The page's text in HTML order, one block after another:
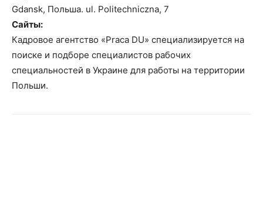
Gdansk, Польша. ul. Politechniczna, 7
Сайты:
Кадровое агентство «Praca DU» специализируется на
поиске и подборе специалистов рабочих
специальностей в Украине для работы на территории
Польши.